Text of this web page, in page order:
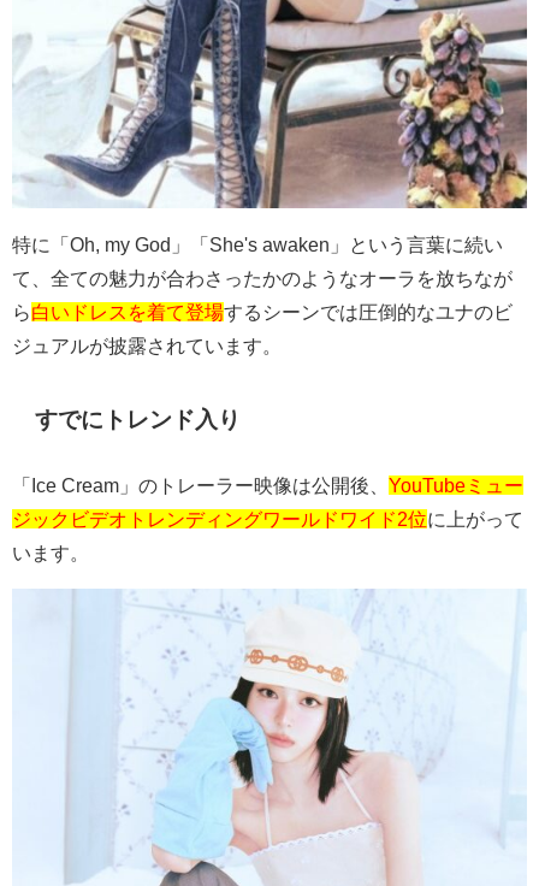
特に「 Oh, my God 」「 She's awaken 」という言葉に続い
て、全ての魅力が合わさったかのようなオーラを放ちなが
ら白いドレスを着て登場するシーンでは圧倒的なユナのビ
ジュアルが披露されています。
すでにトレンド入り
「 Ice Cream 」のトレーラー映像は公開後、 YouTubeミュー
ジックビデオトレンディングワールドワイド2位に上がって
います。